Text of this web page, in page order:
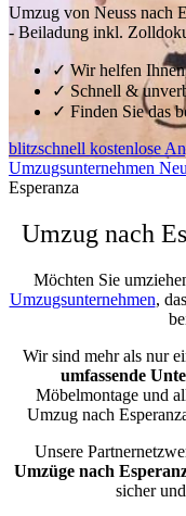
Umzug von Neuss nach
- Beiladung inkl.
✓ Wir helfen
✓Schnell &
✓ Finden Sie das
blitzschnell kostenlose
Umzugsunternehmen
Esperanza
Umzug nach
Möchten Sie
Umzugsunternehmen,
Wir sind mehr als nur
umfassende
Möbelmontage und
Umzug nach
Unsere
Umzüge nach
sicher